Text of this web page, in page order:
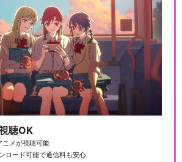
聴OK
ニメが視聴可能
ロード可能で通信料も安心